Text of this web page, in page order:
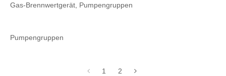
Gas-Brennwertgerät, Pumpengruppen
Pumpengruppen
1 2